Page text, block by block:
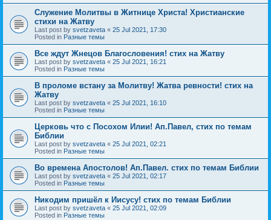
Служение Молитвы в Житнице Христа! Христианские
стихи на Жатву
Last post by svetzaveta « 25 Jul 2021, 17:30
Posted in Разные темы
Все ждут Жнецов Благословения! стих на Жатву
Last post by svetzaveta « 25 Jul 2021, 16:21
Posted in Разные темы
В проломе встану за Молитву! Жатва ревности! стих на
Жатву
Last post by svetzaveta « 25 Jul 2021, 16:10
Posted in Разные темы
Церковь что с Посохом Илии! Ап.Павел, стих по темам
Библии
Last post by svetzaveta « 25 Jul 2021, 02:21
Posted in Разные темы
Во времена Апостолов! Ап.Павел. стих по темам Библии
Last post by svetzaveta « 25 Jul 2021, 02:17
Posted in Разные темы
Никодим пришёл к Иисусу! стих по темам Библии
Last post by svetzaveta « 25 Jul 2021, 02:09
Posted in Разные темы